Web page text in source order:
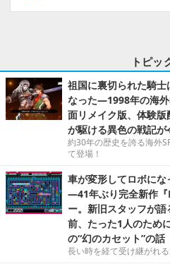
トピッ
祖国に裏切られた騎
なった―1998年の海外
面リメイク版、体験
が駆ける異色の戦記が
約30年の歴史を誇る海外
て登場！
車が変形してロボに
―41年ぶり完全新作『
ー。新旧スタッフが
前、たった1人のため
の“幻のカセット”の話
長い時を経て受け継がれ